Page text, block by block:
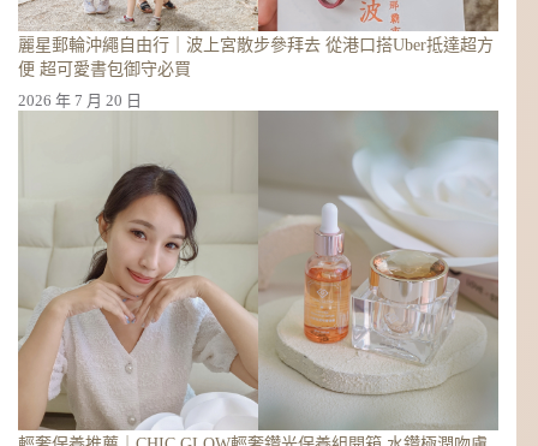
麗星郵輪沖繩自由行｜波上宮散步參拜去 從港口搭Uber抵達超方
便 超可愛書包御守必買
2026 年 7 月 20 日